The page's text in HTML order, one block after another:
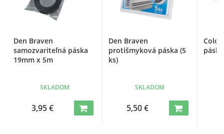
Den Braven
samozvariteľná páska
19mm x 5m
SKLADOM
3,95 €
Den Braven
protišmyková páska (5
ks)
SKLADOM
5,50 €
Color
páska